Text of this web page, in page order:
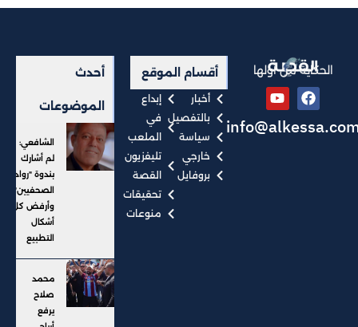
الحكاية من أولها أقسام الموقع
أخبار
بالتفصيل
سياسة
خارجي
بروفايل
إبداع
في
الملعب
تليفزيون
القصة
تحقيقات
منوعات
أحدث
الموضوعات
الشافعي:
لم أشارك
بندوة "رواد
الصحفيين"..
وأرفض كل
أشكال
التطبيع
محمد
صلاح
يرفع